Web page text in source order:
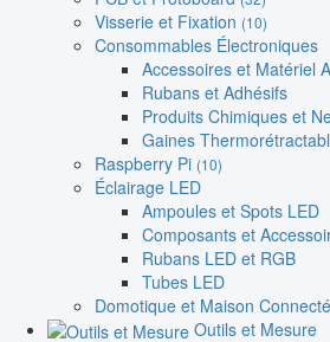
Visserie et Fixation (10)
Consommables Électroniques
Accessoires et Matériel
Rubans et Adhésifs
Produits Chimiques et
Gaines
Raspberry Pi (10)
Éclairage LED
Ampoules et Spots LED
Composants et
Rubans LED et RGB
Tubes LED
Domotique et Maison
Outils et Mesure